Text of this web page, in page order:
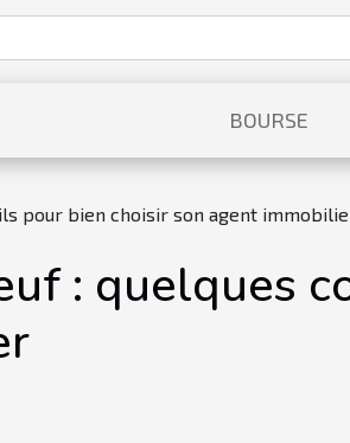
BOURSE
pour bien choisir son agent
: quelques